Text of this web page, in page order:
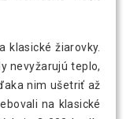
klasické žiarovky.
nevyžarujú teplo,
nim ušetriť až
na klasické